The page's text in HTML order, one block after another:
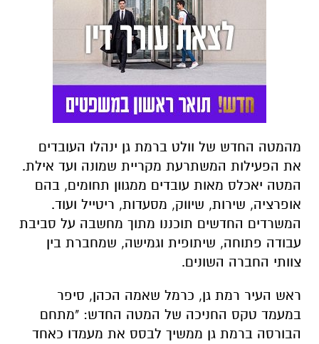
מהמטה החדש של וולט ברמת גן ינהלו העובדים
את הפעילות המשתרעת מקריית שמונה ועד אילת.
המטה יאכלס מאות עובדים ממגוון תחומים, בהם
אופרציה, שירות, שיווק, מסעדות, ריטייל ועוד.
המשרדים החדשים תוכננו מתוך מחשבה על סביבת
עבודה פתוחה, שיתופית וגמישה, שמחברת בין
צוותי החברה השונים.
ראש העיר רמת גן, כרמל שאמה הכהן, סיפר
במעמד טקס החניכה של המטה החדש: "מתחם
הבורסה ברמת גן ממשיך לבסס את מעמדו כאחד